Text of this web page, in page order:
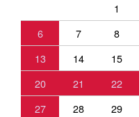
1
6
7 8
13
14 15
20
21 22
27
28 29